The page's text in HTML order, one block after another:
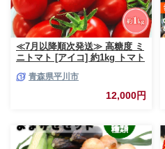
≪7月以降順次発送≫ 高糖度 ミ
ニトマト [アイコ] 約1kg トマト
やさい 減農薬 お取り寄せ 青森
県 平川市 平川 【hi-0016-003】
青森県平川市
12,000円